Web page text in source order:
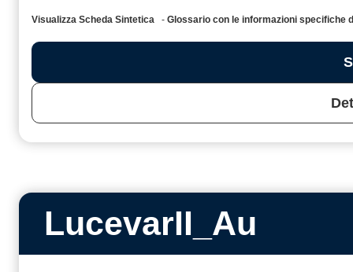
Visualizza Scheda Sintetica - Glossario con le informazioni
LucevarII_Au